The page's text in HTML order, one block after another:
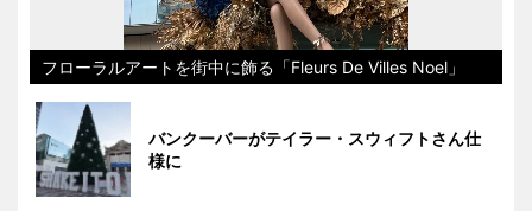
フローラルアートを街中に飾る「Fleurs De Villes Noel」
バンクーバーがテイラー・スウィフトさん仕
様に